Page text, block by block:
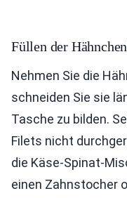
Füllen der
Nehmen Sie die
schneiden Sie sie
Tasche zu bilden.
Filets nicht
die Käse-Spinat-
einen Zahnstocher